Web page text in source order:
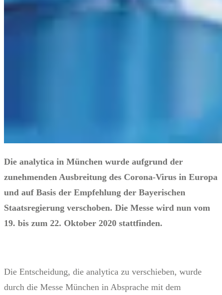
Die analytica in München wurde aufgrund der
zunehmenden Ausbreitung des Corona-Virus in Europa
und auf Basis der Empfehlung der Bayerischen
Staatsregierung verschoben. Die Messe wird nun vom
19. bis zum 22. Oktober 2020 stattfinden.
Die Entscheidung, die analytica zu verschieben, wurde
durch die Messe München in Absprache mit dem